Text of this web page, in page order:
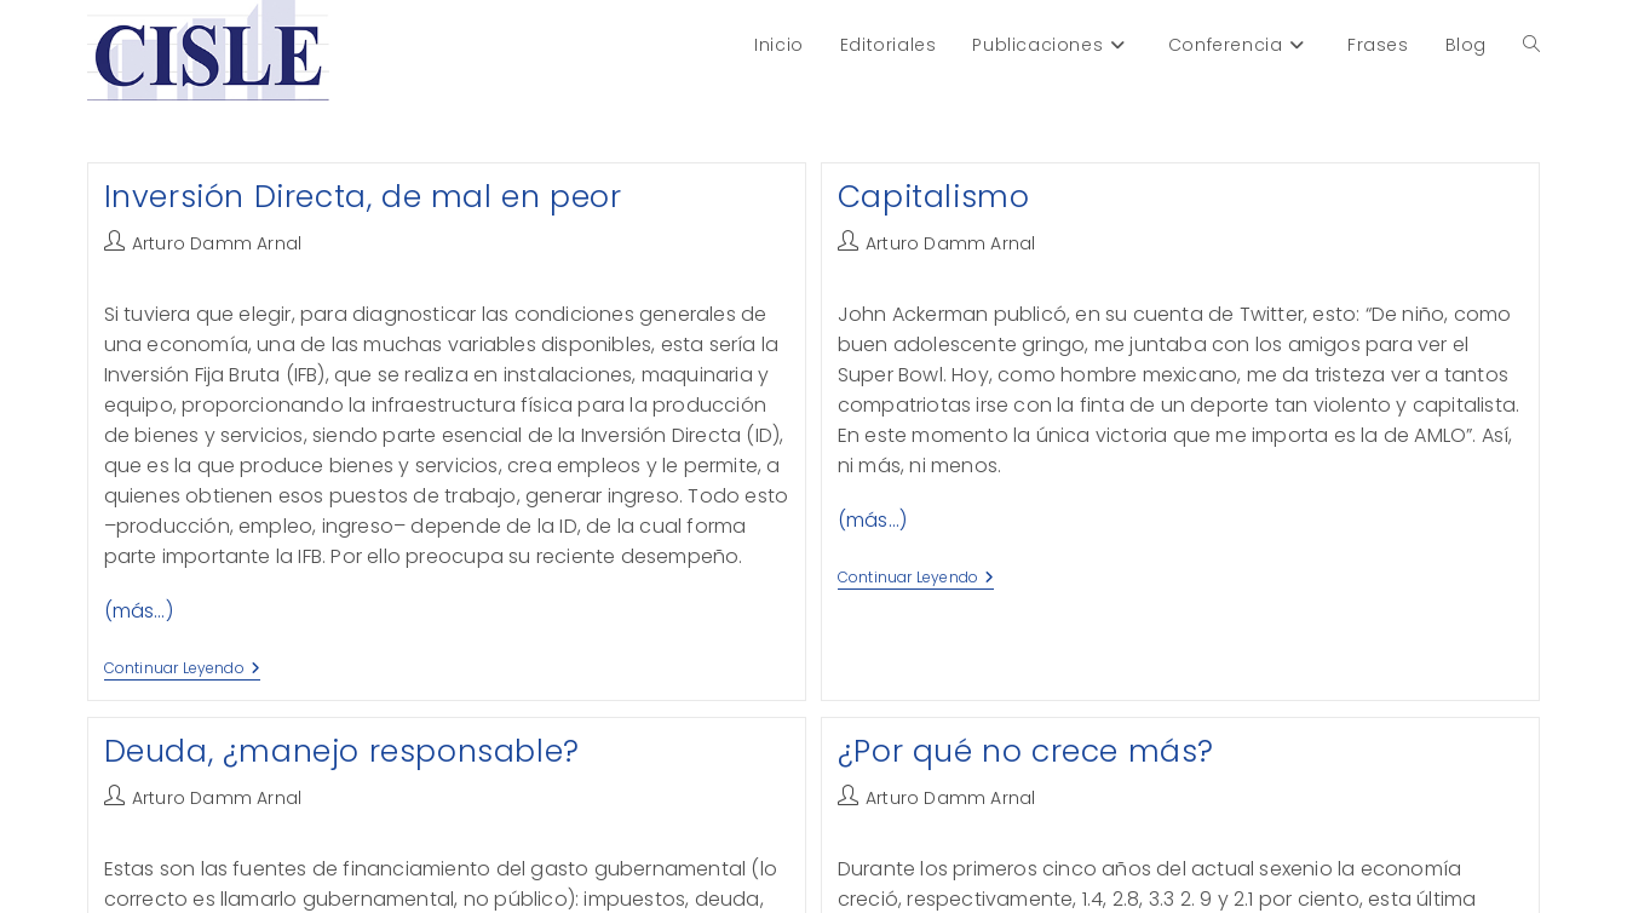
contenido
Inicio Editoriales Publicaciones Conferencia Frases Blog Alternar
Inversión Directa, de mal en peor
Autor
entrada:
Arturo Damm Arnal
Si tuviera que elegir, para diagnosticar las condiciones generales de
una economía, una de las muchas variables disponibles, esta sería la
Inversión Fija Bruta (IFB), que se realiza en instalaciones, maquinaria y
equipo, proporcionando la infraestructura física para la producción
de bienes y servicios, siendo parte esencial de la Inversión Directa (ID),
que es la que produce bienes y servicios, crea empleos y le permite, a
quienes obtienen esos puestos de trabajo, generar ingreso. Todo esto
–producción, empleo, ingreso– depende de la ID, de la cual forma
parte importante la IFB. Por ello preocupa su reciente desempeño.
(más…)
Continuar LeyendoInversión
Directa,
En
Peor
Capitalismo
Autor
entrada:
Arturo Damm Arnal
John Ackerman publicó, en su cuenta de Twitter, esto: “De niño, como
buen adolescente gringo, me juntaba con los amigos para ver el
Super Bowl. Hoy, como hombre mexicano, me da tristeza ver a tantos
compatriotas irse con la finta de un deporte tan violento y capitalista.
En este momento la única victoria que me importa es la de AMLO”. Así,
ni más, ni menos.
(más…)
Continuar Leyendo Capitalismo
Deuda, ¿manejo responsable?
Autor
entrada:
Arturo Damm Arnal
Estas son las fuentes de financiamiento del gasto gubernamental (lo
correcto es llamarlo gubernamental, no público): impuestos, deuda,
¿Por qué no crece más?
Autor
entrada:
Arturo Damm Arnal
Durante los primeros cinco años del actual sexenio la economía
creció, respectivamente, 1.4, 2.8, 3.3 2. 9 y 2.1 por ciento, esta última